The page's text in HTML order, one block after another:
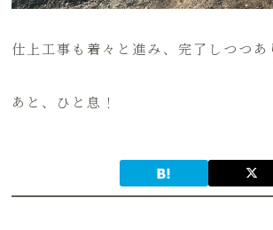
仕上工事も着々と進み、完了しつつあ
あと、ひと息！